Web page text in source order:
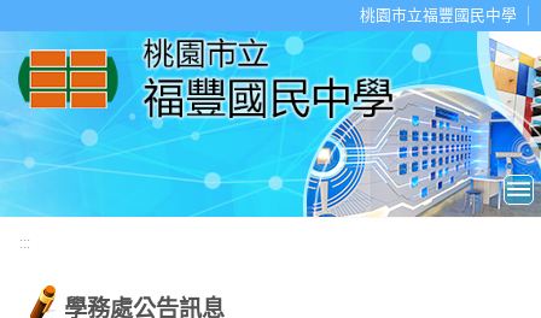
桃園市立福豐國民中學
:::
學務處公告訊息